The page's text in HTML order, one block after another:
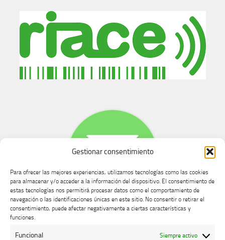
Gestionar consentimiento
Para ofrecer las mejores experiencias, utilizamos tecnologías como las cookies
para almacenar y/o acceder a la información del dispositivo. El consentimiento de
estas tecnologías nos permitirá procesar datos como el comportamiento de
navegación o las identificaciones únicas en este sitio. No consentir o retirar el
consentimiento, puede afectar negativamente a ciertas características y
funciones.
Funcional Siempre activo
Buzón de dudas, quejas y sugerencias